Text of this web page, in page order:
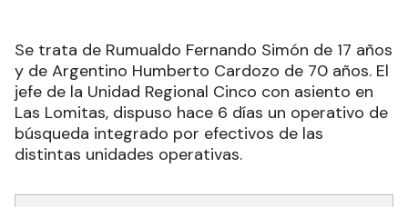
Se trata de Rumualdo Fernando Simón de 17 años
y de Argentino Humberto Cardozo de 70 años. El
jefe de la Unidad Regional Cinco con asiento en
Las Lomitas, dispuso hace 6 días un operativo de
búsqueda integrado por efectivos de las
distintas unidades operativas.